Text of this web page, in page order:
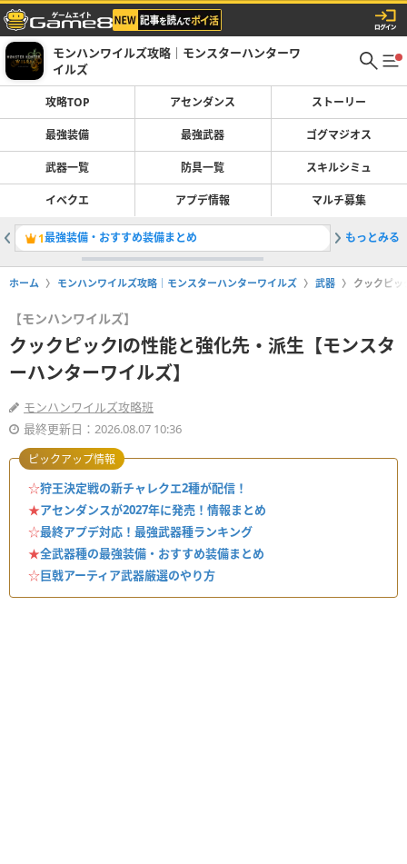
モンハンワイルズ攻略｜モンスターハンターワ
イルズ
攻略TOP アセンダンス ストーリー
最強装備 最強武器 ゴグマジオス
武器一覧 防具一覧 スキルシミュ
イベクエ アプデ情報 マルチ募集
1最強装備・おすすめ装備まとめ 2最強武
もっとみる
ホーム モンハンワイルズ攻略｜モンスターハンターワイルズ 武器 クックピッ
【モンハンワイルズ】
クックピックⅠの性能と強化先・派生【モンスタ
ーハンターワイルズ】
モンハンワイルズ攻略班
最終更新日：2026.08.07 10:36
☆狩王決定戦の新チャレクエ2種が配信！
★アセンダンスが2027年に発売！情報まとめ
☆最終アプデ対応！最強武器種ランキング
★全武器種の最強装備・おすすめ装備まとめ
☆巨戟アーティア武器厳選のやり方
ピックアップ情報